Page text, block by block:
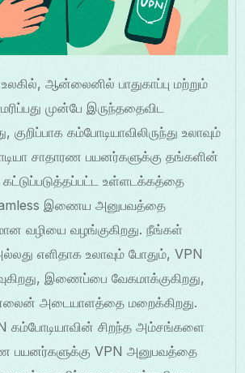
ஆன்லைனில் பாதுகாப்பு மற்றும்
முன்பே இருந்ததைவிட
குறிப்பாக கம்போடியாவிலிருந்து உலாவும்
சாதாரண பயனர்களுக்கு தங்களின்
உள்ளடக்கத்தை
இணைய அனுபவத்தை
வழியை வழங்குகிறது. நீங்கள்
எளிதாக உலாவும் போதும், VPN
இணைப்பை வேகமாக்குகிறது,
அடையாளத்தை மறைக்கிறது.
கம்போடியாவின் சிறந்த அம்சங்களை
பயனர்களுக்கு VPN அனுபவத்தை